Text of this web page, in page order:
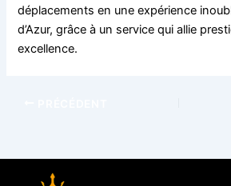
déplacements en une expérience
d’Azur, grâce à un service qui allie
excellence.